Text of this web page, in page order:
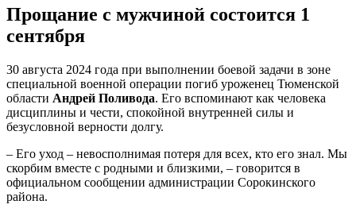
Прощание с мужчиной состоится 1
сентября
30 августа 2024 года при выполнении боевой задачи в зоне
специальной военной операции погиб уроженец Тюменской
области Андрей Поливода. Его вспоминают как человека
дисциплины и чести, спокойной внутренней силы и
безусловной верности долгу.
– Его уход – невосполнимая потеря для всех, кто его знал. Мы
скорбим вместе с родными и близкими, – говорится в
официальном сообщении администрации Сорокинского
района.